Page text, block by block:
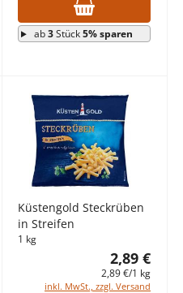
ab3Stück5% sparen
Küstengold Steckrüben
in Streifen
1 kg
2,89 €
2,89 €/1 kg
inkl. MwSt., zzgl. Versand